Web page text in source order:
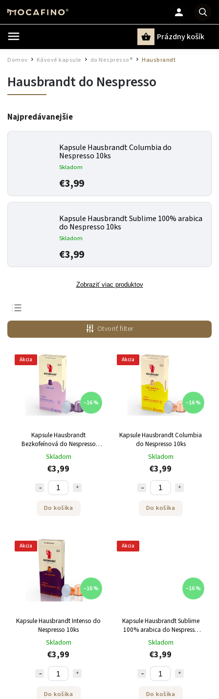
Prázdny košík
Domov Kávové kapsule do Nespresso® / Hausbrandt
Hausbrandt do Nespresso
Najpredávanejšie
Kapsule Hausbrandt Columbia do
Nespresso 10ks
Skladom
€3,99
Kapsule Hausbrandt Sublime 100% arabica
do Nespresso 10ks
Skladom
€3,99
Zobraziť viac produktov
Odporúčame
Najlacnejšie
Najdrahšie
Najpredávanejšie
Abecedne
Otvoriť filter
Akcia
–16 %
Kapsule Hausbrandt
Bezkofeínová do Nespresso
10ks
Skladom
€3,99
Do košíka
Akcia
–16 %
Kapsule Hausbrandt Columbia
do Nespresso 10ks
Skladom
€3,99
Do košíka
Akcia
–16 %
Kapsule Hausbrandt Intenso do
Nespresso 10ks
Skladom
€3,99
Do košíka
Akcia
–16 %
Kapsule Hausbrandt Sublime
100% arabica do Nespresso
10ks
Skladom
€3,99
Do košíka